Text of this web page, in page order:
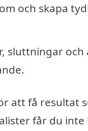
och skapa
sluttningar och
att få resultat
får du inte